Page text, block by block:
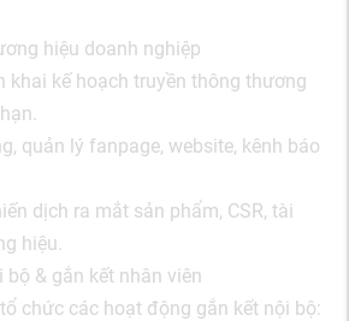
hiệu doanh nghiệp
khai kế hoạch truyền thông thương
quản lý fanpage, website, kênh báo
dịch ra mắt sản phẩm, CSR, tài
hiệu.
& gắn kết nhân viên
chức các hoạt động gắn kết nội bộ: